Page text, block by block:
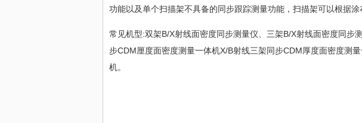
功能以及单个扫描架不具备的同步跟踪测量功能，扫描架可以根据涂
常见机型:双架B/X射线面密度同步测量仪、三架B/X射线面密度同步
步CDM厘度面密度测量一体机X/B射线三架同步CDM厚度面密度测
机。